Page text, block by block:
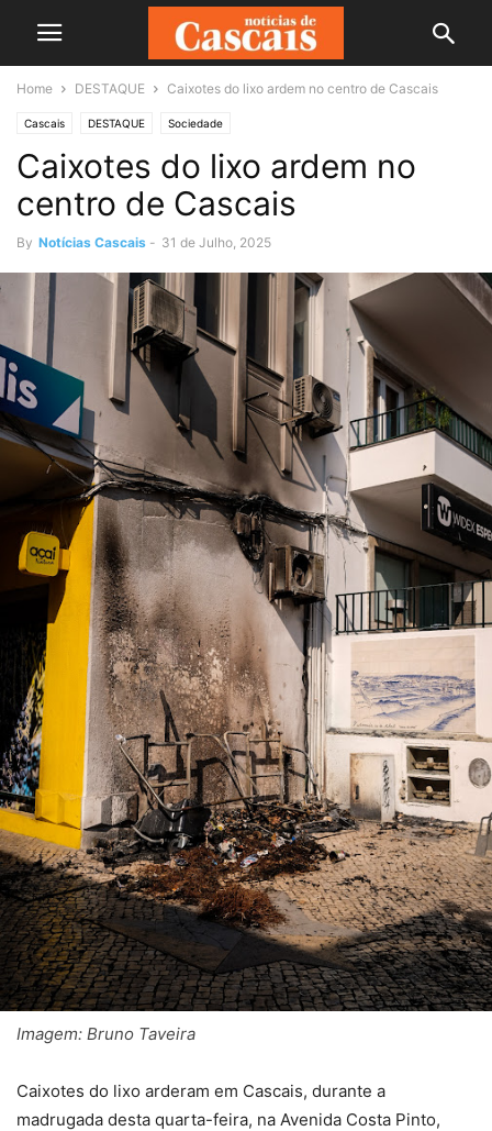
Home DESTAQUE Caixotes do lixo ardem no centro de Cascais
Cascais DESTAQUE Sociedade
Caixotes do lixo ardem no
centro de Cascais
By Notícias Cascais - 31 de Julho, 2025
Imagem: Bruno Taveira
Caixotes do lixo arderam em Cascais, durante a
madrugada desta quarta-feira, na Avenida Costa Pinto,